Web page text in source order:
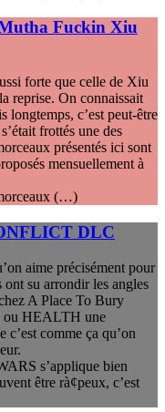
Fuckin Xiu
forte que celle de Xiu
reprise. On connaissait
longtemps, c’est peut-être
frottés une des
présentés ici sont
mensuellement à
(…)
DLC
aime précisément pour
ont su arrondir les angles
A Place To Bury
ou HEALTH une
c’est comme ça qu’on
s’applique bien
être rà¢peux, c’est